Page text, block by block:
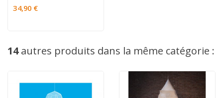
34,90 €
14autres produits dans la même catégorie :